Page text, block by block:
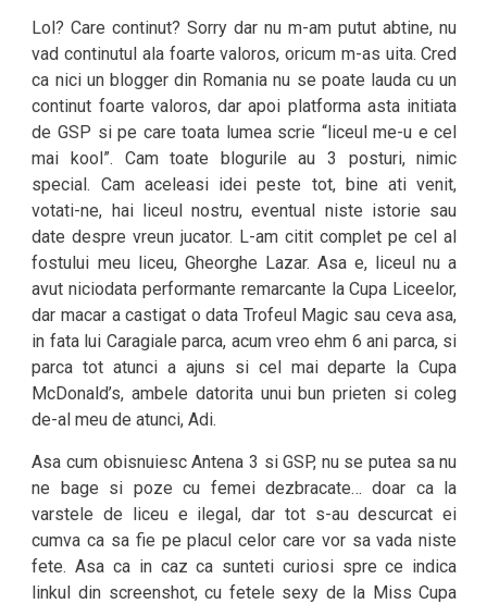
Lol? Care continut? Sorry dar nu m-am putut abtine, nu
vad continutul ala foarte valoros, oricum m-as uita. Cred
ca nici un blogger din Romania nu se poate lauda cu un
continut foarte valoros, dar apoi platforma asta initiata
de GSP si pe care toata lumea scrie “liceul me-u e cel
mai kool”. Cam toate blogurile au 3 posturi, nimic
special. Cam aceleasi idei peste tot, bine ati venit,
votati-ne, hai liceul nostru, eventual niste istorie sau
date despre vreun jucator. L-am citit complet pe cel al
fostului meu liceu, Gheorghe Lazar. Asa e, liceul nu a
avut niciodata performante remarcante la Cupa Liceelor,
dar macar a castigat o data Trofeul Magic sau ceva asa,
in fata lui Caragiale parca, acum vreo ehm 6 ani parca, si
parca tot atunci a ajuns si cel mai departe la Cupa
McDonald’s, ambele datorita unui bun prieten si coleg
de-al meu de atunci, Adi.
Asa cum obisnuiesc Antena 3 si GSP, nu se putea sa nu
ne bage si poze cu femei dezbracate… doar ca la
varstele de liceu e ilegal, dar tot s-au descurcat ei
cumva ca sa fie pe placul celor care vor sa vada niste
fete. Asa ca in caz ca sunteti curiosi spre ce indica
linkul din screenshot, cu fetele sexy de la Miss Cupa